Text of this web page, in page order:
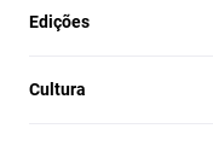
Edições
Cultura